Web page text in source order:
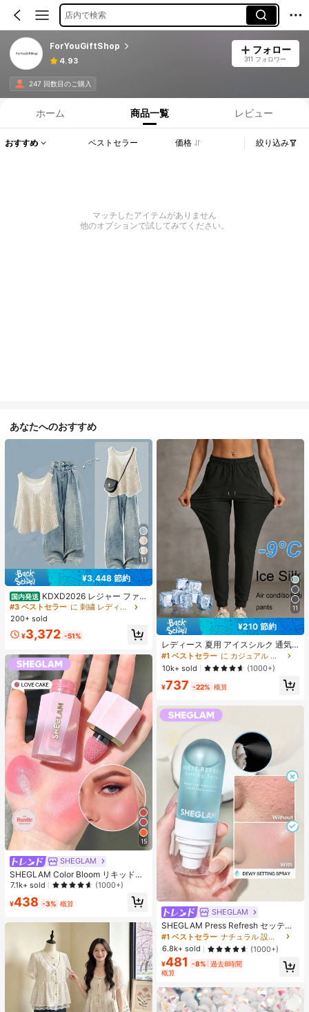
店内で検索
ForYouGiftShop
4.93
フォロー
311 フォロワー
247 回数目のご購入
ホーム 商品一覧 レビュー
おすすめ ベストセラー 価格 絞り込み
マッチしたアイテムがありません
他のオプションで試してみてください。
あなたへのおすすめ
11
¥3,448 節約
国内発送 KDXD2026 レジャー ファッ
ション ロングサイズ 夏服 女性 ワイ
ルドスタイル ボア付きトップス ワイ
ルドスタイル ロングスカート 3点セ
ット UVカット 軽量 通気性 袖付き
ヒップカバー効果 通気性抜群 サイズ
豊富
#3 ベストセラー
に 刺繍 レディースコーデ
200+ sold
¥3,372 -51%
15
SHEGLAM
SHEGLAM Color Bloom リキッドチ
ークマット仕上げ-Love Cake チー
ク 女性と女の子のためのブランドビ
ューティーコスメメイクアップ
7.1k+ sold (1000+)
¥438 -3% 概算
11
¥210 節約
レディース 夏用 アイスシルク 通気
性 ランニングパンツ、速乾 軽量 ス
ポーツパンツ ジッパーポケット & ウ
エストバンド付き フィットネス & ジ
ョギング用 ブラック、アスレジャー
#1 ベストセラー
に カジュアル カジュアルパンツ
10k+ sold
(1000+)
¥737 -22% 概算
SHEGLAM
SHEGLAM Press Refresh セッティ
ングスプレー 女性と女の子のための
ブランドビューティーコスメメイク
アップ
#1 ベストセラー
ナチュラル 設定スプレー
6.8k+ sold
(1000+)
¥481 -8% 過去8時間
概算